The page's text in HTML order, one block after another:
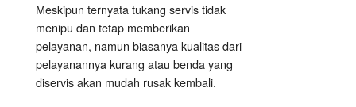
Meskipun ternyata tukang servis tidak
menipu dan tetap memberikan
pelayanan, namun biasanya kualitas dari
pelayanannya kurang atau benda yang
diservis akan mudah rusak kembali.